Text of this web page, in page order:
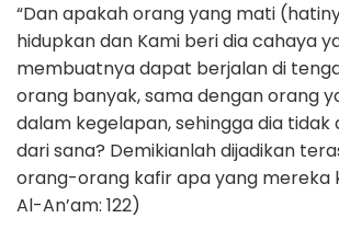
“Dan apakah orang yang mati
hidupkan dan Kami beri dia cahaya
membuatnya dapat berjalan di
orang banyak, sama dengan orang
dalam kegelapan, sehingga dia
dari sana? Demikianlah dijadikan
orang-orang kafir apa yang mereka
Al-An’am: 122)